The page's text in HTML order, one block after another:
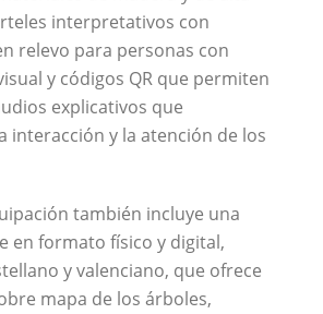
interpretativos con
relevo para personas con
y códigos QR que permiten
explicativos que
interacción y la atención de los
también incluye una
en formato físico y digital,
y valenciano, que ofrece
mapa de los árboles,